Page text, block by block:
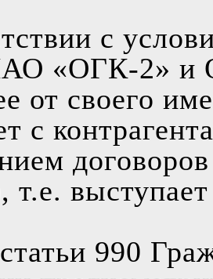
с
«ОГК-2» и
от своего
с
т.е.
990